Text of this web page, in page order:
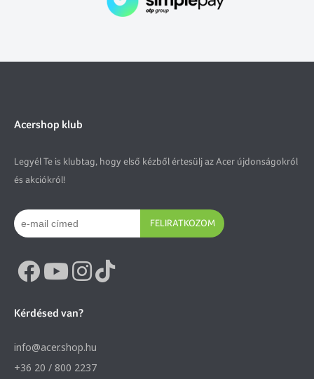
Acershop klub
Legyél Te is klubtag, hogy első kézből értesülj az Acer újdonságokról
és akciókról!
FELIRATKOZOM
Kérdésed van?
info@acer.shop.hu
+36 20 / 800 2237